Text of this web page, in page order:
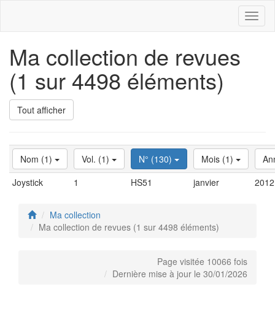
Ma collection de revues
(1 sur 4498 éléments)
Tout afficher
Nom (1) Vol. (1) N° (130) Mois (1)
Joystick
1 HS51 janvier 2012
Ma collection
Ma collection de revues (1 sur 4498 éléments)
Page visitée 10066 fois
Dernière mise à jour le 30/01/2026